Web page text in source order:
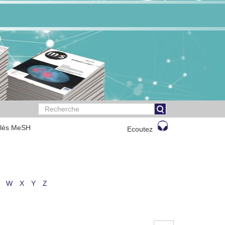
MeSH Ecoutez
W X Y Z